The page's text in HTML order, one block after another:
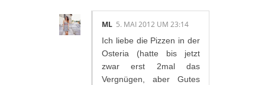
ML 5. MAI 2012 UM 23:14
Ich liebe die Pizzen in der
Osteria (hatte bis jetzt
zwar erst 2mal das
Vergnügen, aber Gutes